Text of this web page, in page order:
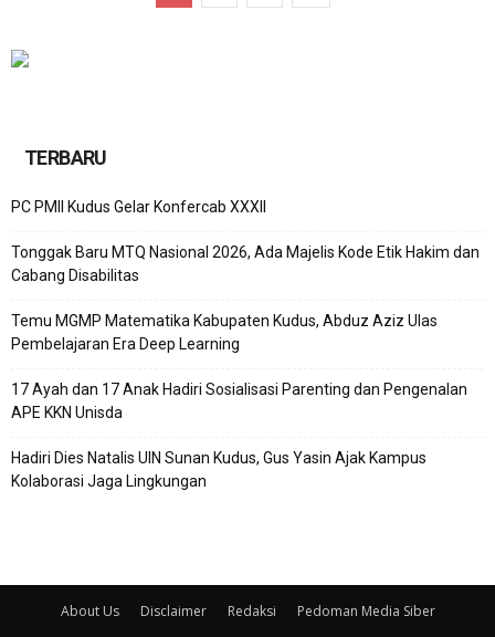
TERBARU
PC PMII Kudus Gelar Konfercab XXXII
Tonggak Baru MTQ Nasional 2026, Ada Majelis Kode Etik Hakim dan
Cabang Disabilitas
Temu MGMP Matematika Kabupaten Kudus, Abduz Aziz Ulas
Pembelajaran Era Deep Learning
17 Ayah dan 17 Anak Hadiri Sosialisasi Parenting dan Pengenalan
APE KKN Unisda
Hadiri Dies Natalis UIN Sunan Kudus, Gus Yasin Ajak Kampus
Kolaborasi Jaga Lingkungan
About Us Disclaimer Redaksi Pedoman Media Siber